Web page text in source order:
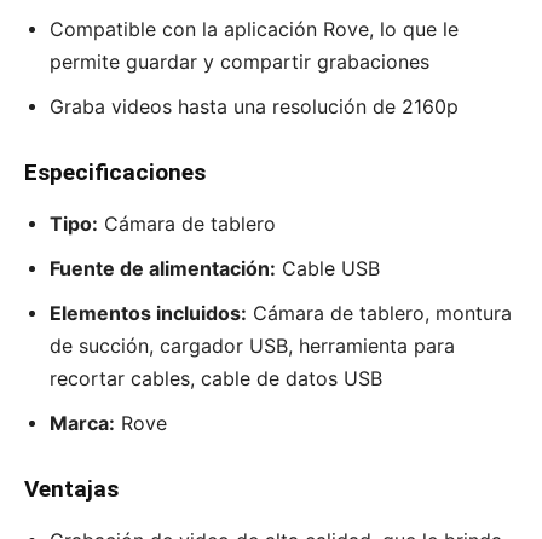
Compatible con la aplicación Rove, lo que le
permite guardar y compartir grabaciones
Graba videos hasta una resolución de 2160p
Especificaciones
Tipo: Cámara de tablero
Fuente de alimentación: Cable USB
Elementos incluidos: Cámara de tablero, montura
de succión, cargador USB, herramienta para
recortar cables, cable de datos USB
Marca: Rove
Ventajas